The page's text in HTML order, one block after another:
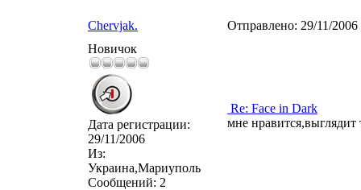
Chervjak. Отправлено: 29/11/
Новичок
Дата регистрации:
29/11/2006
Из:
Украина,Мариуполь
Сообщений: 2
Re: Face in Dark
мне нравится,выглядит